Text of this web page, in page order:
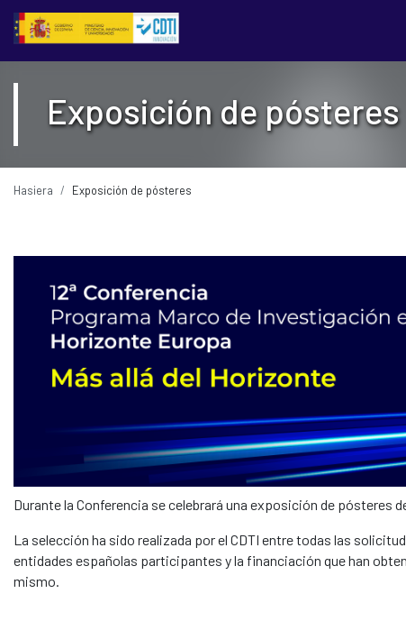
Edukiaren saltoa
12 Conferencia del Programa
Exposición de pósteres
Hasiera Exposición de pósteres
Durante la Conferencia se celebrará una exposición de
La selección ha sido realizada por el CDTI entre todas las
entidades españolas participantes y la financiación que han
mismo.